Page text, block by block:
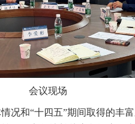
会议现场
况和“十四五”期间取得的丰